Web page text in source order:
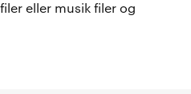
eller musik filer og